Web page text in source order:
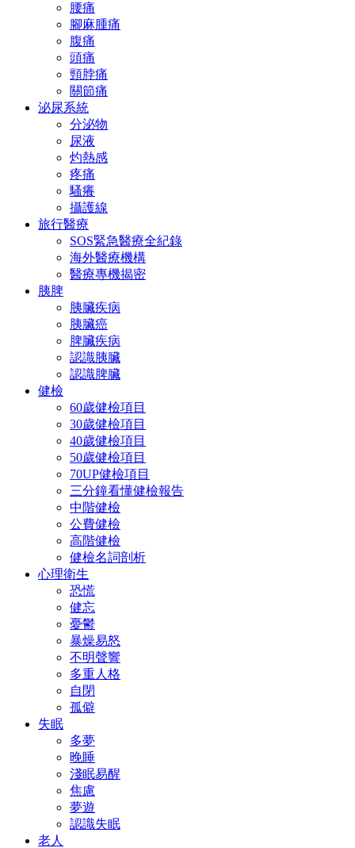
腰痛
腳麻腫痛
腹痛
頭痛
頸脖痛
關節痛
泌尿系統
分泌物
尿液
灼熱感
疼痛
騷癢
攝護線
旅行醫療
SOS緊急醫療全紀錄
海外醫療機構
醫療專機揭密
胰脾
胰臟疾病
胰臟癌
脾臟疾病
認識胰臟
認識脾臟
健檢
60歲健檢項目
30歲健檢項目
40歲健檢項目
50歲健檢項目
70UP健檢項目
三分鐘看懂健檢報告
中階健檢
公費健檢
高階健檢
健檢名詞剖析
心理衛生
恐慌
健忘
憂鬱
暴燥易怒
不明聲響
多重人格
自閉
孤僻
失眠
多夢
晚睡
淺眠易醒
焦慮
夢遊
認識失眠
老人